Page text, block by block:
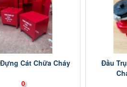
Cát Chữa Cháy
0
Đầu